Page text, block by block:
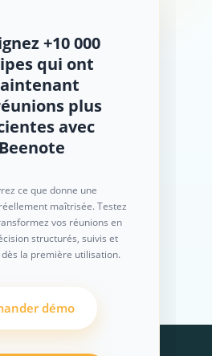
+10 000
qui ont
plus
avec
Beenote
ce que donne une
maîtrisée. Testez
vos réunions en
structurés, suivis et
la première utilisation.
démo